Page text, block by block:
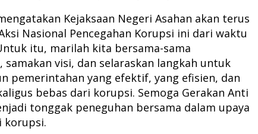
Kejaksaan Negeri Asahan akan terus
Nasional Pencegahan Korupsi ini dari waktu
itu, marilah kita bersama-sama
samakan visi, dan selaraskan langkah untuk
pemerintahan yang efektif, yang efisien, dan
bebas dari korupsi. Semoga Gerakan Anti
tonggak peneguhan bersama dalam upaya
korupsi.